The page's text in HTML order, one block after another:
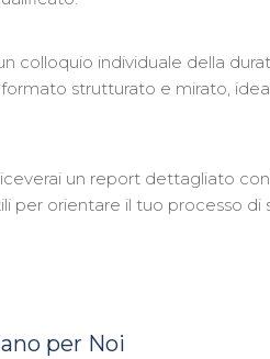
colloquio individuale della
strutturato e mirato,
un report dettagliato
per orientare il tuo processo di
per Noi